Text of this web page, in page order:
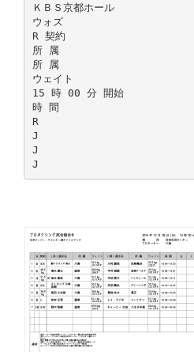
ＫＢＳ京都ホール
ウォズ
R 契約
所 属
所 属
ウェイト
15 時 00 分 開始
時 間
R
J
J